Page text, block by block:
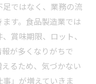
ではなく、業務の流
す。食品製造業では
賞味期限、ロット、
が多くなりがちで
るため、気づかない
」が増えていきま